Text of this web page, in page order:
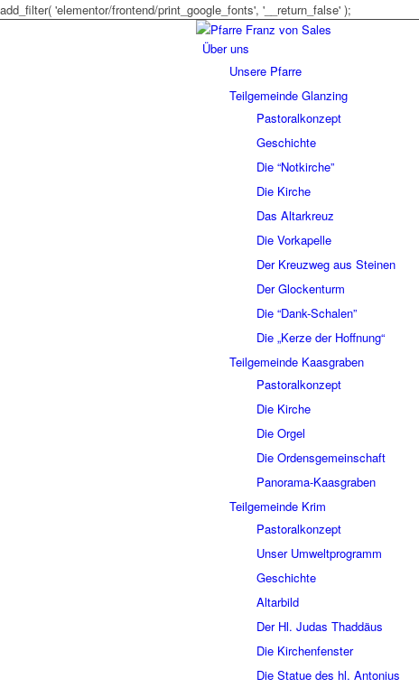
add_filter( 'elementor/frontend/print_google_fonts', '__return_false' );
Über uns
Unsere Pfarre
Teilgemeinde Glanzing
Pastoralkonzept
Geschichte
Die “Notkirche”
Die Kirche
Das Altarkreuz
Die Vorkapelle
Der Kreuzweg aus Steinen
Der Glockenturm
Die “Dank-Schalen”
Die „Kerze der Hoffnung“
Teilgemeinde Kaasgraben
Pastoralkonzept
Die Kirche
Die Orgel
Die Ordensgemeinschaft
Panorama-Kaasgraben
Teilgemeinde Krim
Pastoralkonzept
Unser Umweltprogramm
Geschichte
Altarbild
Der Hl. Judas Thaddäus
Die Kirchenfenster
Die Statue des hl. Antonius